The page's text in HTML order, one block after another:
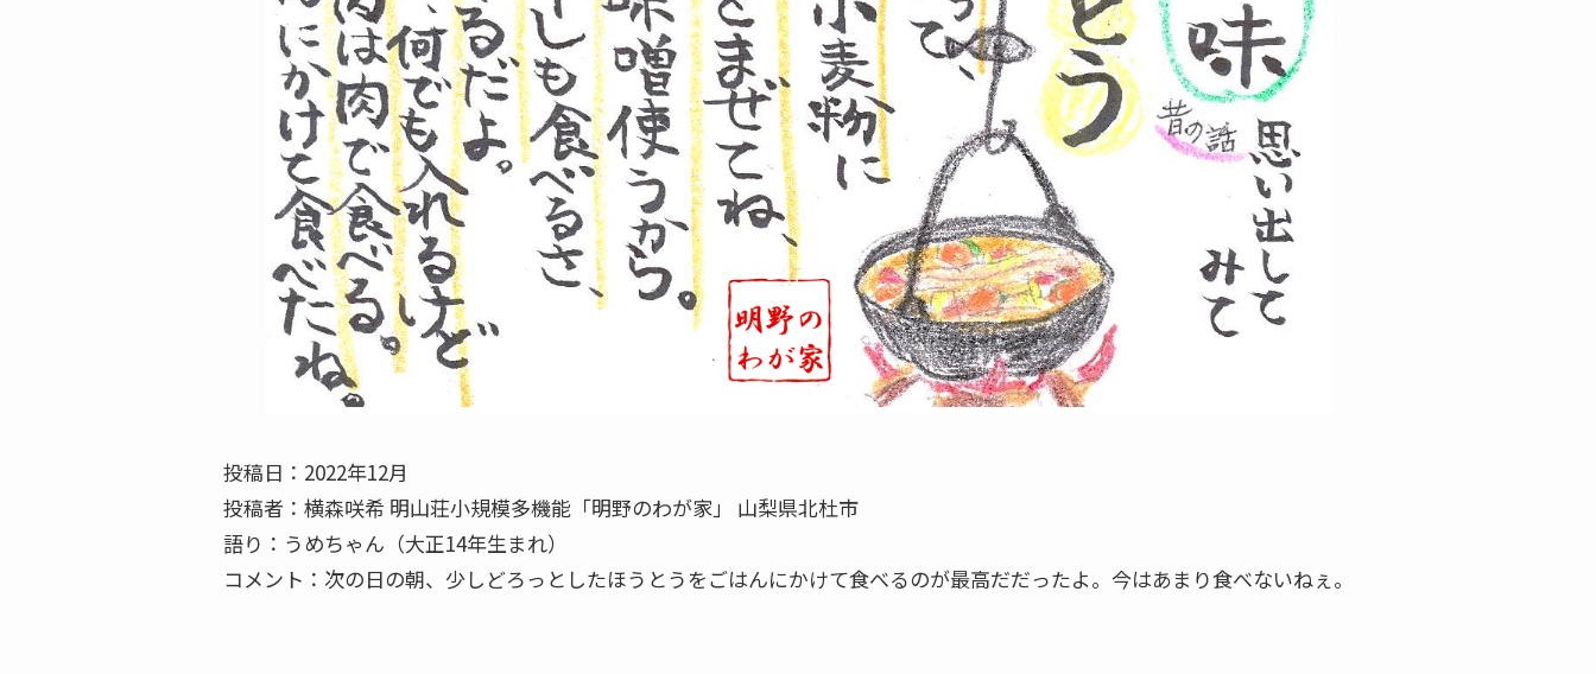
投稿日：2022年12月
投稿者：横森咲希 明山荘小規模多機能「明野のわが家」 山梨県北杜市
語り：うめちゃん（大正14年生まれ）
コメント：次の日の朝、少しどろっとしたほうとうをごはんにかけて食べるのが最高だだったよ。今はあまり食べないねぇ。